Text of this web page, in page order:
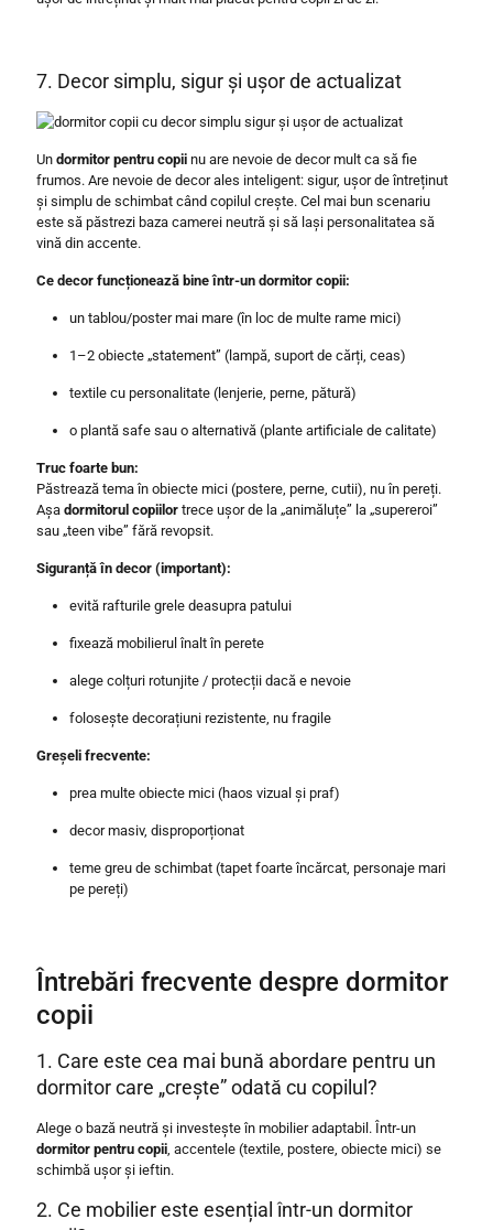
7. Decor simplu, sigur și ușor de actualizat
Un dormitor pentru copii nu are nevoie de decor mult ca să fie
frumos. Are nevoie de decor ales inteligent: sigur, ușor de întreținut
și simplu de schimbat când copilul crește. Cel mai bun scenariu
este să păstrezi baza camerei neutră și să lași personalitatea să
vină din accente.
Ce decor funcționează bine într-un dormitor copii:
un tablou/poster mai mare (în loc de multe rame mici)
1–2 obiecte „statement” (lampă, suport de cărți, ceas)
textile cu personalitate (lenjerie, perne, pătură)
o plantă safe sau o alternativă (plante artificiale de calitate)
Truc foarte bun:
Păstrează tema în obiecte mici (postere, perne, cutii), nu în pereți.
Așa dormitorul copiilor trece ușor de la „animăluțe” la „supereroi”
sau „teen vibe” fără revopsit.
Siguranță în decor (important):
evită rafturile grele deasupra patului
fixează mobilierul înalt în perete
alege colțuri rotunjite / protecții dacă e nevoie
folosește decorațiuni rezistente, nu fragile
Greșeli frecvente:
prea multe obiecte mici (haos vizual și praf)
decor masiv, disproporționat
teme greu de schimbat (tapet foarte încărcat, personaje mari
pe pereți)
Întrebări frecvente despre dormitor
copii
1. Care este cea mai bună abordare pentru un
dormitor care „crește” odată cu copilul?
Alege o bază neutră și investește în mobilier adaptabil. Într-un
dormitor pentru copii , accentele (textile, postere, obiecte mici) se
schimbă ușor și ieftin.
2. Ce mobilier este esențial într-un dormitor